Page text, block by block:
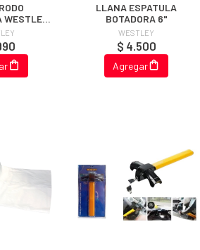
WESTLEY
1 KG
LLANA ESPATULA
BOTADORA 6"
WESTLEY
$ 4.500
Agregar